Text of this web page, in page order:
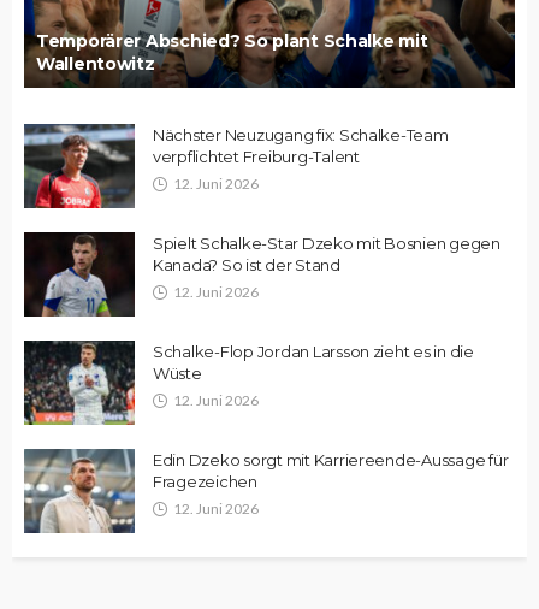
Temporärer Abschied? So plant Schalke mit
Wallentowitz
Nächster Neuzugang fix: Schalke-Team
verpflichtet Freiburg-Talent
12. Juni 2026
Spielt Schalke-Star Dzeko mit Bosnien gegen
Kanada? So ist der Stand
12. Juni 2026
Schalke-Flop Jordan Larsson zieht es in die
Wüste
12. Juni 2026
Edin Dzeko sorgt mit Karriereende-Aussage für
Fragezeichen
12. Juni 2026